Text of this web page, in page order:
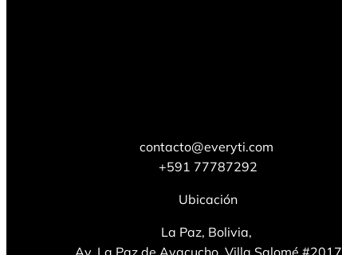
contacto@everyti.com
+591 77787292
Ubicación
La Paz, Bolivia,
Av. La Paz de Ayacucho, Villa Salomé #2017